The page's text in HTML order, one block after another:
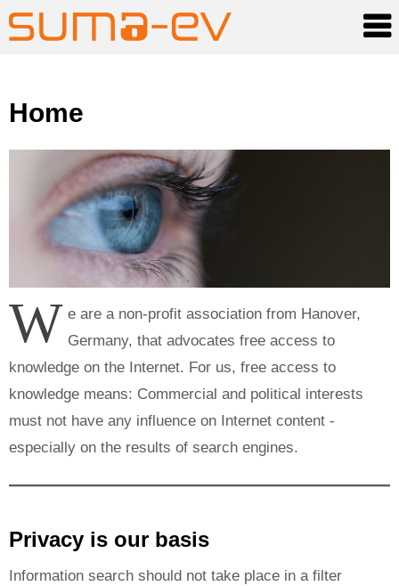
to
Home
W e are a non-profit association from Hanover,
Germany, that advocates free access to
knowledge on the Internet. For us, free access to
knowledge means: Commercial and political interests
must not have any influence on Internet content -
especially on the results of search engines.
Privacy is our basis
Information search should not take place in a filter